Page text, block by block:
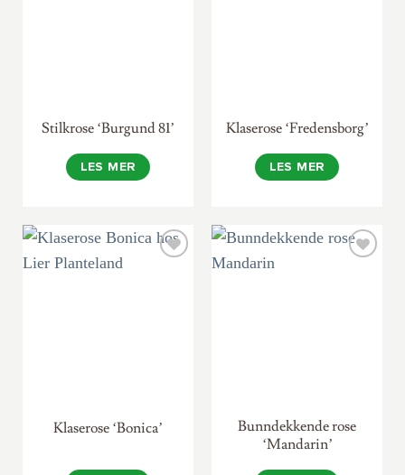
Stilkrose ‘Burgund 81’
LES MER
Klaserose ‘Fredensborg’
LES MER
Klaserose ‘Bonica’
Bunndekkende rose
‘Mandarin’